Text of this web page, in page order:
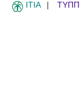
ITIA